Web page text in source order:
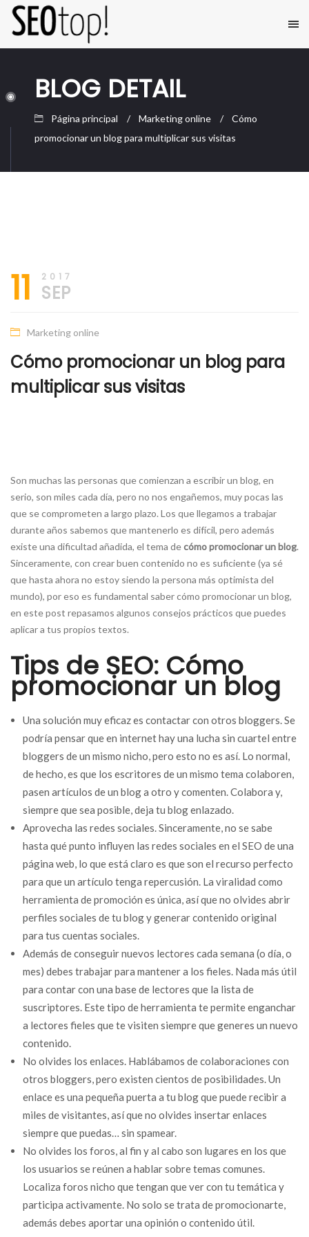
BLOG DETAIL
Página principal Marketing online
Cómo
promocionar un blog para multiplicar sus visitas
Posicionamiento
11 2017
SEP
Marketing online
Cómo promocionar un blog para
multiplicar sus visitas
Son muchas las personas que comienzan a escribir un blog, en
serio, son miles cada día, pero no nos engañemos, muy pocas las
que se comprometen a largo plazo. Los que llegamos a trabajar
durante años sabemos que mantenerlo es difícil, pero además
existe una dificultad añadida, el tema decómo promocionar un blog.
Sinceramente, con crear buen contenido no es suficiente (ya sé
que hasta ahora no estoy siendo la persona más optimista del
mundo), por eso es fundamental saber cómo promocionar un blog,
en este post repasamos algunos consejos prácticos que puedes
aplicar a tus propios textos.
Tips de SEO: Cómo
promocionar un blog
Una solución muy eficaz es contactar con otros bloggers. Se
podría pensar que en internet hay una lucha sin cuartel entre
bloggers de un mismo nicho, pero esto no es así. Lo normal,
de hecho, es que los escritores de un mismo tema colaboren,
pasen artículos de un blog a otro y comenten. Colabora y,
siempre que sea posible, deja tu blog enlazado.
Aprovecha las redes sociales. Sinceramente, no se sabe
hasta qué punto influyen las redes sociales en el SEO de una
página web, lo que está claro es que son el recurso perfecto
para que un artículo tenga repercusión. La viralidad como
herramienta de promoción es única, así que no olvides abrir
perfiles sociales de tu blog y generar contenido original
para tus cuentas sociales.
Además de conseguir nuevos lectores cada semana (o día, o
mes) debes trabajar para mantener a los fieles. Nada más útil
para contar con una base de lectores que la lista de
suscriptores. Este tipo de herramienta te permite enganchar
a lectores fieles que te visiten siempre que generes un nuevo
contenido.
No olvides los enlaces. Hablábamos de colaboraciones con
otros bloggers, pero existen cientos de posibilidades. Un
enlace es una pequeña puerta a tu blog que puede recibir a
miles de visitantes, así que no olvides insertar enlaces
siempre que puedas… sin spamear.
No olvides los foros, al fin y al cabo son lugares en los que
los usuarios se reúnen a hablar sobre temas comunes.
Localiza foros nicho que tengan que ver con tu temática y
participa activamente. No solo se trata de promocionarte,
además debes aportar una opinión o contenido útil.